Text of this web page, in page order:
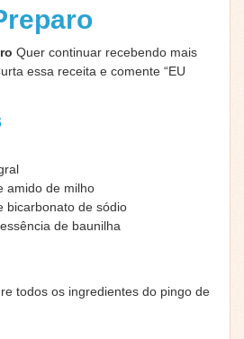
Quer continuar recebendo mais
essa receita e comente “EU
amido de milho
bicarbonato de sódio
de baunilha
todos os ingredientes do pingo de